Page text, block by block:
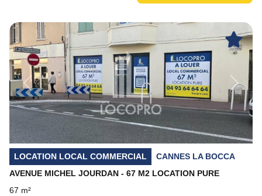
Previous Next
LOCATION LOCAL COMMERCIAL
CANNES LA BOCCA
AVENUE MICHEL JOURDAN - 67 M2 LOCATION PURE
67 m²